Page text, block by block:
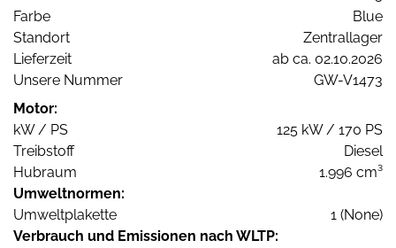
Farbe
Blue
Standort
Zentrallager
Lieferzeit
ab ca. 02.10.2026
Unsere Nummer
GW-V1473
Motor:
kW / PS
125 kW / 170 PS
Treibstoff
Diesel
Hubraum
1.996 cm³
Umweltnormen:
Umweltplakette
1 (None)
Verbrauch und Emissionen nach WLTP: